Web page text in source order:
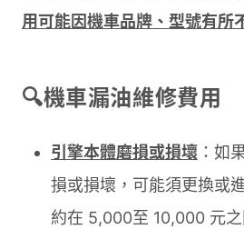
用可能因機車品牌、型號有所
🔍機車漏油維修費用
引擎本體磨損或損壞 ：如
損或損壞，可能須更換或
約在 5,000至 10,000 元之